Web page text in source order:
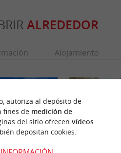
ALREDEDOR
Alojamiento
autoriza al depósito de
fines de medición de
del sitio ofrecen vídeos
depositan cookies.